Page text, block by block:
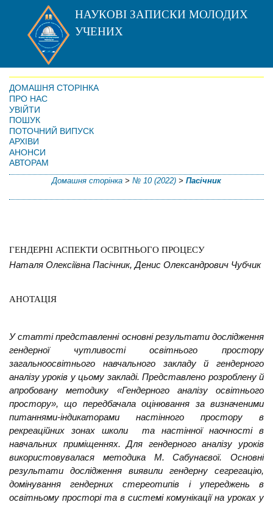
НАУКОВІ ЗАПИСКИ МОЛОДИХ
УЧЕНИХ
ДОМАШНЯ СТОРІНКА
ПРО НАС
УВІЙТИ
ПОШУК
ПОТОЧНИЙ ВИПУСК
АРХІВИ
АНОНСИ
АВТОРАМ
Домашня сторінка > № 10 (2022) > Пасічник
ГЕНДЕРНІ АСПЕКТИ ОСВІТНЬОГО ПРОЦЕСУ
Наталя Олексіївна Пасічник, Денис Олександрович Чубчик
АНОТАЦІЯ
У статті представленні основні результати дослідження
гендерної чутливості освітнього простору
загальноосвітнього навчального закладу й гендерного
аналізу уроків у цьому закладі. Представлено розроблену й
апробовану методику «Гендерного аналізу освітнього
простору», що передбачала оцінювання за визначеними
питаннями-індикаторами настінного простору в
рекреаційних зонах школи та настінної наочності в
навчальних приміщеннях. Для гендерного аналізу уроків
використовувалася методика М. Сабунаєвої. Основні
результати дослідження виявили гендерну сегрегацію,
домінування гендерних стереотипів і упереджень в
освітньому просторі та в системі комунікації на уроках у